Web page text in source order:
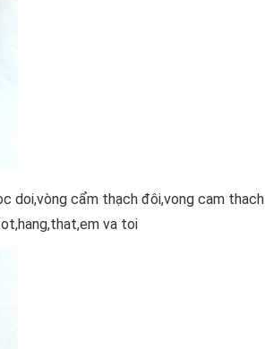
doi,vòng cẩm thạch đôi,vong cam thach
va toi